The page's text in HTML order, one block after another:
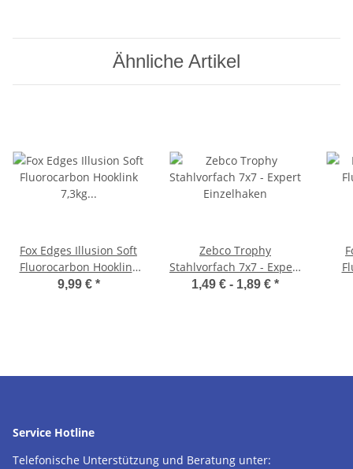
Ähnliche Artikel
Fox Edges Illusion Soft
Fluorocarbon Hooklink
9,99 € *
Zebco Trophy
Stahlvorfach 7x7 - Expert
Einzelhaken
1,49 € - 1,89 € *
Service Hotline
Telefonische Unterstützung und Beratung unter: